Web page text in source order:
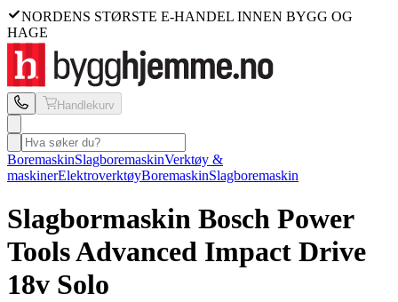
NORDENS STØRSTE E-HANDEL INNEN BYGG OG
HAGE
Handlekurv
BoremaskinSlagboremaskinVerktøy &
maskinerElektroverktøyBoremaskinSlagboremaskin
Slagbormaskin Bosch Power
ToolsAdvanced Impact Drive
18v Solo